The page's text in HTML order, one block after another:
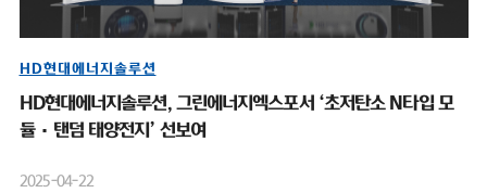
HD현대에너지솔루션
HD현대에너지솔루션, 그린에너지엑스포서 ‘초저탄소 N타입 모
듈·탠덤 태양전지’ 선보여
2025-04-22